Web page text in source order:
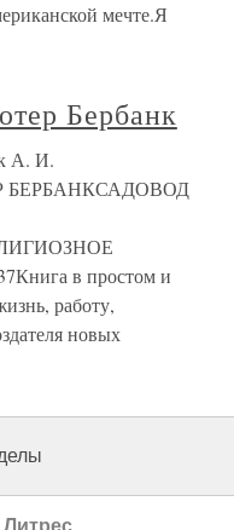
мечте.Я
Бербанк
А. И.
БЕРБАНКСАДОВОД
в простом и
работу,
новых